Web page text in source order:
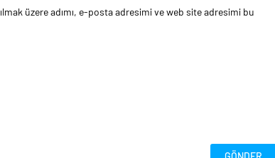
üzere adımı, e-posta adresimi ve web site adresimi bu